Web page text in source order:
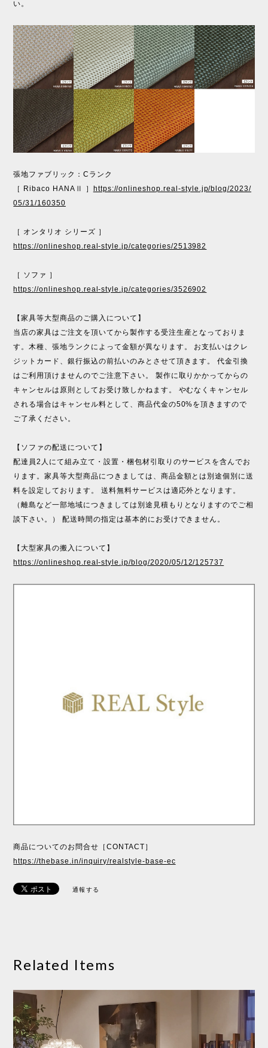
い。
張地ファブリック：Cランク
［ Ribaco HANAⅡ ］ https://onlineshop.real-style.jp/blog/2023/
05/31/160350
［ オンタリオ シリーズ ］
https://onlineshop.real-style.jp/categories/2513982
［ ソファ ］
https://onlineshop.real-style.jp/categories/3526902
【家具等大型商品のご購入について】
当店の家具はご注文を頂いてから製作する受注生産となっておりま
す。木種、張地ランクによって金額が異なります。 お支払いはクレ
ジットカード、銀行振込の前払いのみとさせて頂きます。 代金引換
はご利用頂けませんのでご注意下さい。 製作に取りかかってからの
キャンセルは原則としてお受け致しかねます。 やむなくキャンセル
される場合はキャンセル料として、商品代金の50%を頂きますので
ご了承ください。
【ソファの配送について】
配達員2人にて組み立て・設置・梱包材引取りのサービスを含んでお
ります。家具等大型商品につきましては、商品金額とは別途個別に送
料を設定しております。 送料無料サービスは適応外となります。
（離島など一部地域につきましては別途見積もりとなりますのでご相
談下さい。） 配送時間の指定は基本的にお受けできません。
【大型家具の搬入について】
https://onlineshop.real-style.jp/blog/2020/05/12/125737
商品についてのお問合せ［CONTACT］
https://thebase.in/inquiry/realstyle-base-ec
通報する
Related Items